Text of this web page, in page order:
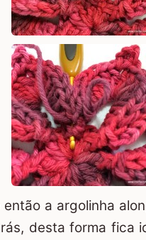
a argolinha
desta forma fica